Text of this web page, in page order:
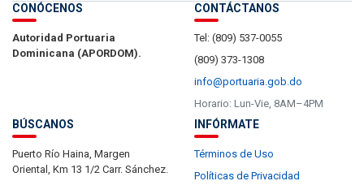
CONÓCENOS
Autoridad Portuaria
Dominicana (APORDOM).
CONTÁCTANOS
Tel: (809) 537-0055
(809) 373-1308
info@portuaria.gob.do
Horario: Lun-Vie, 8AM–4PM
BÚSCANOS
Puerto Río Haina, Margen
Oriental, Km 13 1/2 Carr. Sánchez.
INFÓRMATE
Términos de Uso
Políticas de Privacidad